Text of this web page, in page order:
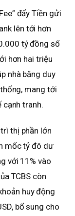
đẩy Tiền gửi
lên tới hơn
tỷ đồng số
hơn hai triệu
nhà băng duy
mang tới
cạnh tranh.
thị phần lớn
mốc tỷ đô dư
với 11% vào
TCBS còn
huy động
bổ sung cho